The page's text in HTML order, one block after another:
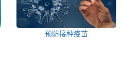
预防接种疫苗